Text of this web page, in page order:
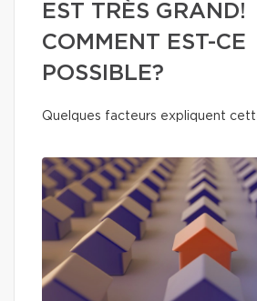
EST TRÈS GRAND!
COMMENT EST-CE
POSSIBLE?
Quelques facteurs expliquent